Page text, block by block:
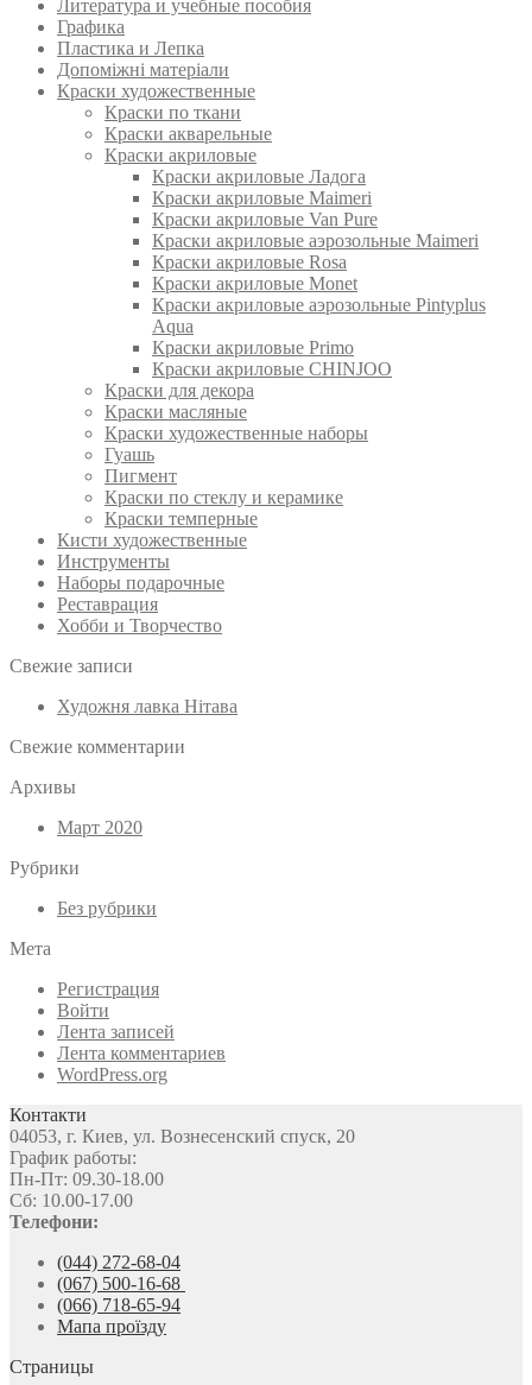
Литература и учебные пособия
Графика
Пластика и Лепка
Допоміжні матеріали
Краски художественные
Краски по ткани
Краски акварельные
Краски акриловые
Краски акриловые Ладога
Краски акриловые Maimeri
Краски акриловые Van Pure
Краски акриловые аэрозольные Maimeri
Краски акриловые Rosa
Краски акриловые Monet
Краски акриловые аэрозольные Pintyplus
Aqua
Краски акриловые Primo
Краски акриловые CHINJOO
Краски для декора
Краски масляные
Краски художественные наборы
Гуашь
Пигмент
Краски по стеклу и керамике
Краски темперные
Кисти художественные
Инструменты
Наборы подарочные
Реставрация
Хобби и Творчество
Свежие записи
Художня лавка Нітава
Свежие комментарии
Архивы
Март 2020
Рубрики
Без рубрики
Мета
Регистрация
Войти
Лента записей
Лента комментариев
WordPress.org
Контакти
04053, г. Киев, ул. Вознесенский спуск, 20
График работы:
Пн-Пт: 09.30-18.00
Сб: 10.00-17.00
Телефони:
(044) 272-68-04
(067) 500-16-68
(066) 718-65-94
Мапа проїзду
Страницы